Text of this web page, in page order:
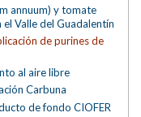
annuum) y tomate
Valle del Guadalentín
de purines de
al aire libre
Carbuna
de fondo CIOFER